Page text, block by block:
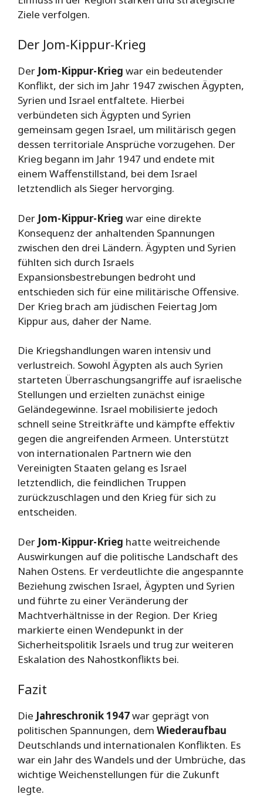
Ziele verfolgen.
Der Jom-Kippur-Krieg
Der Jom-Kippur-Krieg war ein bedeutender
Konflikt, der sich im Jahr 1947 zwischen Ägypten,
Syrien und Israel entfaltete. Hierbei
verbündeten sich Ägypten und Syrien
gemeinsam gegen Israel, um militärisch gegen
dessen territoriale Ansprüche vorzugehen. Der
Krieg begann im Jahr 1947 und endete mit
einem Waffenstillstand, bei dem Israel
letztendlich als Sieger hervorging.
Der Jom-Kippur-Krieg war eine direkte
Konsequenz der anhaltenden Spannungen
zwischen den drei Ländern. Ägypten und Syrien
fühlten sich durch Israels
Expansionsbestrebungen bedroht und
entschieden sich für eine militärische Offensive.
Der Krieg brach am jüdischen Feiertag Jom
Kippur aus, daher der Name.
Die Kriegshandlungen waren intensiv und
verlustreich. Sowohl Ägypten als auch Syrien
starteten Überraschungsangriffe auf israelische
Stellungen und erzielten zunächst einige
Geländegewinne. Israel mobilisierte jedoch
schnell seine Streitkräfte und kämpfte effektiv
gegen die angreifenden Armeen. Unterstützt
von internationalen Partnern wie den
Vereinigten Staaten gelang es Israel
letztendlich, die feindlichen Truppen
zurückzuschlagen und den Krieg für sich zu
entscheiden.
Der Jom-Kippur-Krieg hatte weitreichende
Auswirkungen auf die politische Landschaft des
Nahen Ostens. Er verdeutlichte die angespannte
Beziehung zwischen Israel, Ägypten und Syrien
und führte zu einer Veränderung der
Machtverhältnisse in der Region. Der Krieg
markierte einen Wendepunkt in der
Sicherheitspolitik Israels und trug zur weiteren
Eskalation des Nahostkonflikts bei.
Fazit
Die Jahreschronik 1947war geprägt von
politischen Spannungen, dem Wiederaufbau
Deutschlands und internationalen Konflikten. Es
war ein Jahr des Wandels und der Umbrüche, das
wichtige Weichenstellungen für die Zukunft
legte.